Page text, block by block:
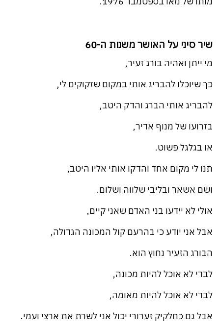
שיר סיני על האושר משנות ה-60
מי ייתן ואהיה בורג זעיר,
כך שיוכלו להבריג אותי במקום שזקוקים לי,
להבריג אותי הברג והדק היטב,
בזרועו של מנוף אדיר,
או בגלגל פשוט.
תנו לי מקום אחד והדקו אותי אליו היטב,
ושם אשאר ובליבי שלווה ושלום.
אולי לא יידעו בני האדם שאני קיים,
אבל אני יודע כי בהרעם קול המכונה הגדולה,
הבורג הזעיר נחוץ הוא.
לבדי לא אוכל להיות מכונה,
לבדי לא אוכל להיות מאומה,
אבל גם כחלקיק זערורי יכול אני לשרת את ארצי ועמי.